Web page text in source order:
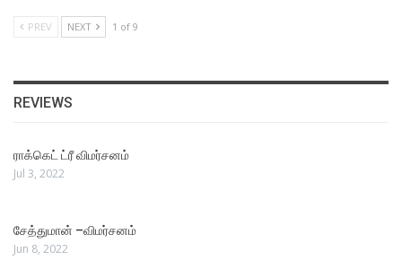
PREV NEXT 1 of 9
REVIEWS
ராக்கெட் ட்ரீ விமர்சனம்
Jul 3, 2022
சேத்துமான் –விமர்சனம்
Jun 8, 2022